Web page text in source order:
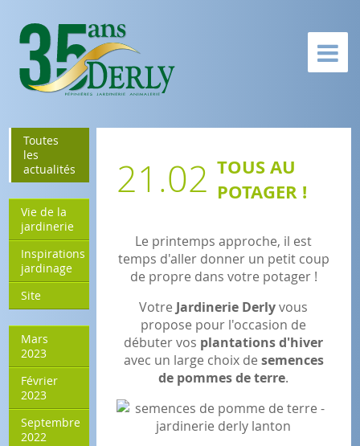
Toutes
les
actualités
Vie de la
jardinerie
Inspirations
jardinage
Site
Mars
2023
Février
2023
Septembre
2022
21.02 TOUS AU
POTAGER !
Le printemps approche, il est
temps d'aller donner un petit coup
de propre dans votre potager !
Votre Jardinerie Derlyvous
propose pour l'occasion de
débuter vos plantations d'hiver
avec un large choix de semences
de pommes de terre.